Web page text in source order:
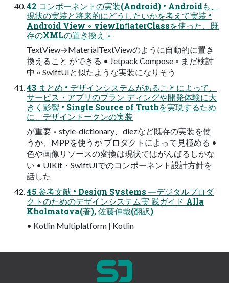
42 コンポーネントの実装(Android) • Androidも、
現状の実装と将来的にどうしたいかを考えて実装 •
Android View ◦ viewInﬂaterClassを使った、既
存のXMLの置き換え ◦
TextView→MaterialTextViewのように自動的に置き
換えること ができる • Jetpack Compose ◦ まだ検討
中 ◦ SwiftUIと似たような実装になりそう
43 まとめ • デザインシステムがあることによって、
サービス・アプリのブラン ディングや開発体験に大
きく影響 • Single Source of Truthを実現するため
に、デザイントークンの実装
が重要 ◦ style-dictionary、diezなど既存の実装を使
うか、MPPを使うか プロダクトによって見極める •
色や画像リソースの変換は現状ではがんばるしかな
い • UIKit・SwiftUIでのコンポーネント設計方針を
話した
45 参考文献 • Design Systems ―デジタルプロダ
クトのためのデザインシステム実 践ガイド Alla
Kholmatova(著), 佐藤伸哉(翻訳)
• Kotlin Multiplatform | Kotlin